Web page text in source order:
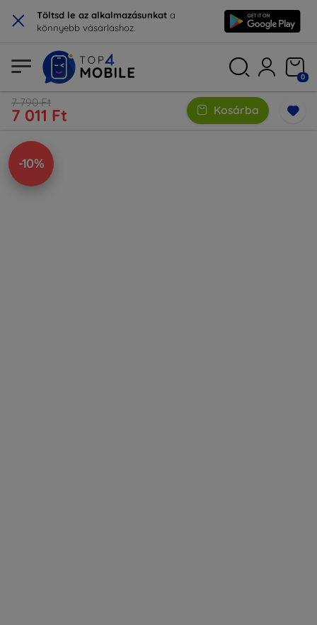
× Töltsd le az alkalmazásunkat a
könnyebb vásárláshoz.
0
7 790 Ft
7 011 Ft Kosárba
-10%